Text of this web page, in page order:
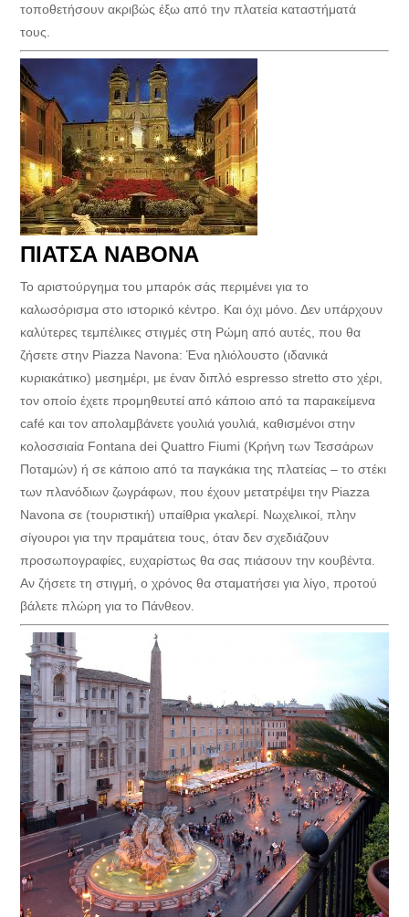
τοποθετήσουν ακριβώς έξω από την πλατεία καταστήματά
τους.
ΠΙΑΤΣΑ ΝΑΒΟΝΑ
Το αριστούργημα του μπαρόκ σάς περιμένει για το
καλωσόρισμα στο ιστορικό κέντρο. Και όχι μόνο. Δεν υπάρχουν
καλύτερες τεμπέλικες στιγμές στη Ρώμη από αυτές, που θα
ζήσετε στην Piazza Navona: Ένα ηλιόλουστο (ιδανικά
κυριακάτικο) μεσημέρι, με έναν διπλό espresso stretto στο χέρι,
τον οποίο έχετε προμηθευτεί από κάποιο από τα παρακείμενα
café και τον απολαμβάνετε γουλιά γουλιά, καθισμένοι στην
κολοσσιαία Fontana dei Quattro Fiumi (Κρήνη των Τεσσάρων
Ποταμών) ή σε κάποιο από τα παγκάκια της πλατείας – το στέκι
των πλανόδιων ζωγράφων, που έχουν μετατρέψει την Piazza
Navona σε (τουριστική) υπαίθρια γκαλερί. Νωχελικοί, πλην
σίγουροι για την πραμάτεια τους, όταν δεν σχεδιάζουν
προσωπογραφίες, ευχαρίστως θα σας πιάσουν την κουβέντα.
Αν ζήσετε τη στιγμή, ο χρόνος θα σταματήσει για λίγο, προτού
βάλετε πλώρη για το Πάνθεον.